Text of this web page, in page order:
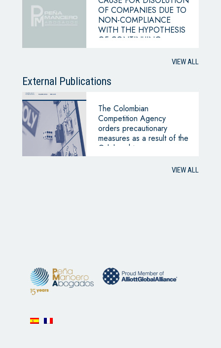
OF COMPANIES DUE TO
NON-COMPLIANCE
WITH THE HYPOTHESIS
OF CONTINUING
VIEW ALL
External Publications
The Colombian
Competition Agency
orders precautionary
measures as a result of the
Odebrecht case
VIEW ALL